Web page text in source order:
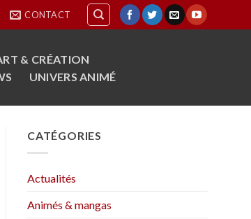
CONTACT
& CRÉATION
UNIVERS ANIMÉ
CATÉGORIES
Actualités
Animés & mangas